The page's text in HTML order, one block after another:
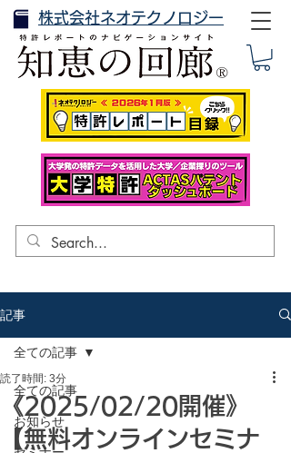
株式会社ネオテクノロジー
記事
全ての記事
お知らせ
全ての記事
《2025/02/20開催》
【無料オンラインセミナ
読了時間: 3分